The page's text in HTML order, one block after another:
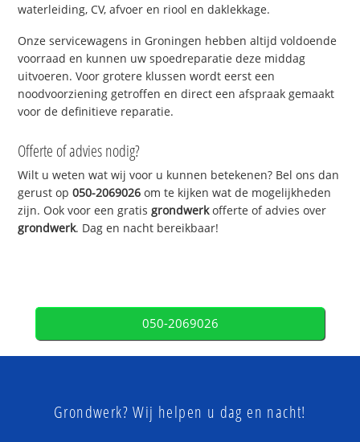
waterleiding, CV, afvoer en riool en daklekkage.
Onze servicewagens in Groningen hebben altijd voldoende
voorraad en kunnen uw spoedreparatie deze middag
uitvoeren. Voor grotere klussen wordt eerst een
noodvoorziening getroffen en direct een afspraak gemaakt
voor de definitieve reparatie.
Offerte of advies nodig?
Wilt u weten wat wij voor u kunnen betekenen? Bel ons dan
gerust op050-2069026 om te kijken wat de mogelijkheden
zijn. Ook voor een gratisgrondwerkofferte of advies over
grondwerk. Dag en nacht bereikbaar!
050-2069026
Grondwerk? Wij helpen u dag en nacht!